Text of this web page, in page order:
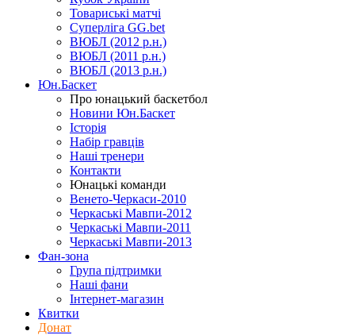
Товариські матчі
Суперліга GG.bet
ВЮБЛ (2012 р.н.)
ВЮБЛ (2011 р.н.)
ВЮБЛ (2013 р.н.)
Юн.Баскет
Про юнацький баскетбол
Новини Юн.Баскет
Історія
Набір гравців
Наші тренери
Контакти
Юнацькі команди
Венето-Черкаси-2010
Черкаські Мавпи-2012
Черкаські Мавпи-2011
Черкаські Мавпи-2013
Фан-зона
Група підтримки
Наші фани
Інтернет-магазин
Квитки
Донат